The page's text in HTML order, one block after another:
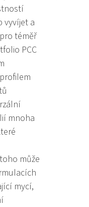
vyvíjet a
téměř
PCC
mnoha
může
mycí,